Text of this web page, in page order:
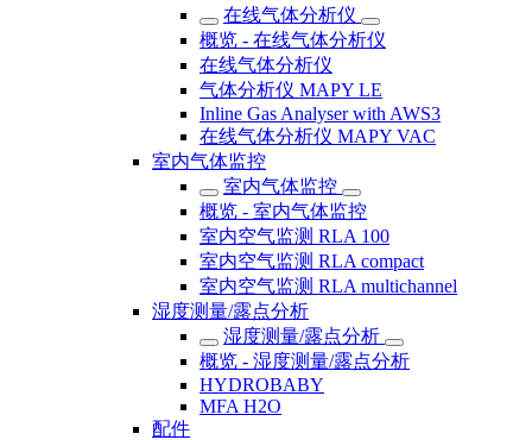
在线气体分析仪
概览 - 在线气体分析仪
在线气体分析仪
气体分析仪 MAPY LE
Inline Gas Analyser with AWS3
在线气体分析仪 MAPY VAC
室内气体监控
室内气体监控
概览 - 室内气体监控
室内空气监测 RLA 100
室内空气监测 RLA compact
室内空气监测 RLA multichannel
湿度测量/露点分析
湿度测量/露点分析
概览 - 湿度测量/露点分析
HYDROBABY
MFA H2O
配件